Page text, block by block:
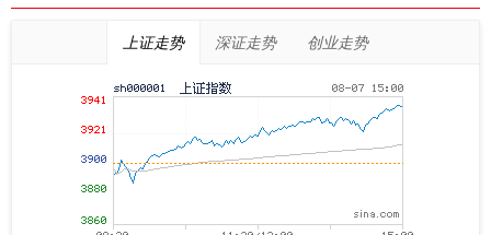
上证走势 深证走势 创业走势